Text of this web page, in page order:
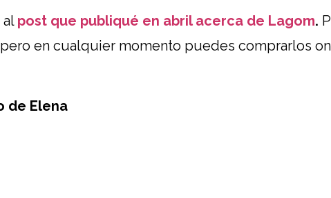
al post que publiqué en abril acerca de Lagom.
en cualquier momento puedes comprarlos
de Elena